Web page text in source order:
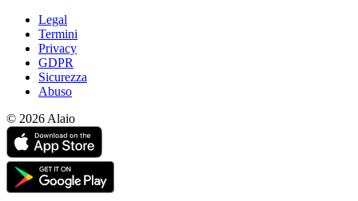
Legal
Termini
Privacy
GDPR
Sicurezza
Abuso
© 2026 Alaio